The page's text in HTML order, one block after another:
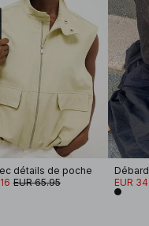
détails de poche
EUR 65.95 EUR